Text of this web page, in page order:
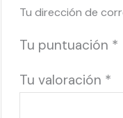
Tu dirección de
Tu puntuación *
Tu valoración *